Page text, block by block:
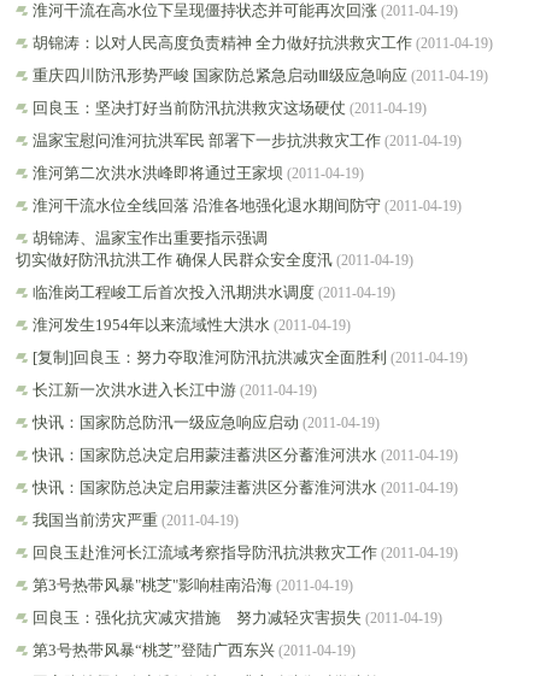
淮河干流在高水位下呈现僵持状态并可能再次回涨 (2011-04-19)
胡锦涛：以对人民高度负责精神 全力做好抗洪救灾工作 (2011-04-19)
重庆四川防汛形势严峻 国家防总紧急启动Ⅲ级应急响应 (2011-04-19)
回良玉：坚决打好当前防汛抗洪救灾这场硬仗 (2011-04-19)
温家宝慰问淮河抗洪军民 部署下一步抗洪救灾工作 (2011-04-19)
淮河第二次洪水洪峰即将通过王家坝 (2011-04-19)
淮河干流水位全线回落 沿淮各地强化退水期间防守 (2011-04-19)
胡锦涛、温家宝作出重要指示强调
切实做好防汛抗洪工作 确保人民群众安全度汛 (2011-04-19)
临淮岗工程峻工后首次投入汛期洪水调度 (2011-04-19)
淮河发生1954年以来流域性大洪水 (2011-04-19)
[复制]回良玉：努力夺取淮河防汛抗洪减灾全面胜利 (2011-04-19)
长江新一次洪水进入长江中游 (2011-04-19)
快讯：国家防总防汛一级应急响应启动 (2011-04-19)
快讯：国家防总决定启用蒙洼蓄洪区分蓄淮河洪水 (2011-04-19)
快讯：国家防总决定启用蒙洼蓄洪区分蓄淮河洪水 (2011-04-19)
我国当前涝灾严重 (2011-04-19)
回良玉赴淮河长江流域考察指导防汛抗洪救灾工作 (2011-04-19)
第3号热带风暴"桃芝"影响桂南沿海 (2011-04-19)
回良玉：强化抗灾减灾措施 努力减轻灾害损失 (2011-04-19)
第3号热带风暴“桃芝”登陆广西东兴 (2011-04-19)